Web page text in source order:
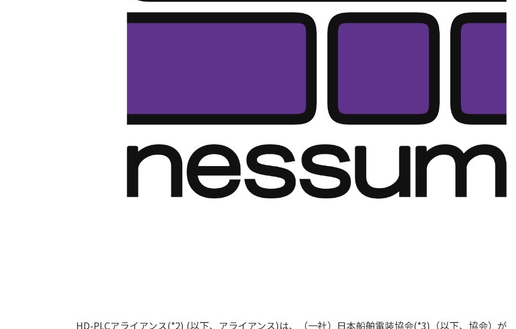
HD-PLCアライアンス(*2) (以下、アライアンス)は、（一社）日本船舶電装協会(*3)（以下、協会）が